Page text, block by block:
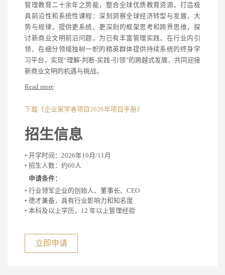
管理教育二十余年之势能，整合全球优质教育资源，打造极
具前沿性和系统性课程：深刻洞察全球经济转型与发展，大
势与规律，提供更系统、更深刻的框架思考和跨界思维，探
讨新商业文明前沿问题，为已有丰富管理实践、在行业内引
领、在细分领域独树一帜的精英群体提供持续系统的终身学
习平台，实现“理解-判断-实践-引领”的跨越式发展，共同迎接
新商业文明的机遇与挑战。
Read more
下载《企业家学者项目2026年项目手册》
招生信息
• 开学时间：2026年10月/11月
• 招生人数：约60人
申请条件：
• 行业领军企业的创始人、董事长、CEO
• 德才兼备，具有行业影响力和知名度
• 本科及以上学历，12 年以上管理经验
立即申请